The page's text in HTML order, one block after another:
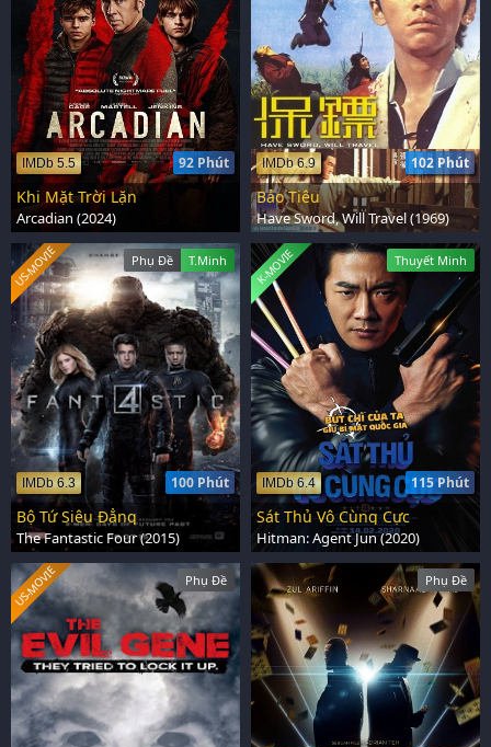
92 Phút
IMDb 5.5
Khi Mặt Trời Lặn
Arcadian (2024)
102 Phút
IMDb 6.9
Bảo Tiêu
Have Sword, Will Travel (1969)
Phụ Đề T.Minh
100 Phút
IMDb 6.3
US-MOVIE
Bộ Tứ Siêu Đẳng
The Fantastic Four (2015)
Thuyết Minh
115 Phút
IMDb 6.4
K-MOVIE
Sát Thủ Vô Cùng Cực
Hitman: Agent Jun (2020)
Phụ Đề
US-MOVIE Phụ Đề